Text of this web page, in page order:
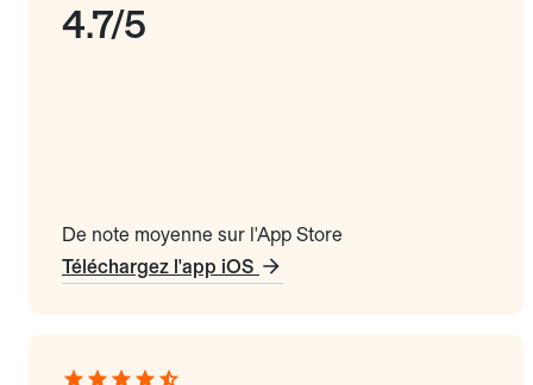
4.7/5
De note moyenne sur l'App Store
Téléchargez l'app iOS